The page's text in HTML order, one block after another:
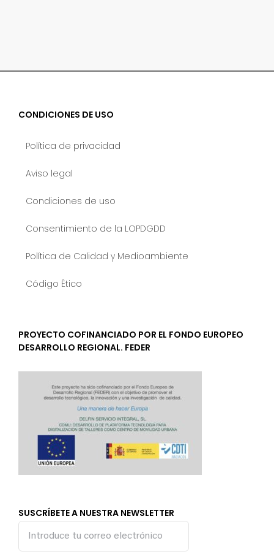
CONDICIONES DE USO
Política de privacidad
Aviso legal
Condiciones de uso
Consentimiento de la LOPDGDD
Política de Calidad y Medioambiente
Código Ético
PROYECTO COFINANCIADO POR EL FONDO EUROPEO
DESARROLLO REGIONAL. FEDER
SUSCRÍBETE A NUESTRA NEWSLETTER